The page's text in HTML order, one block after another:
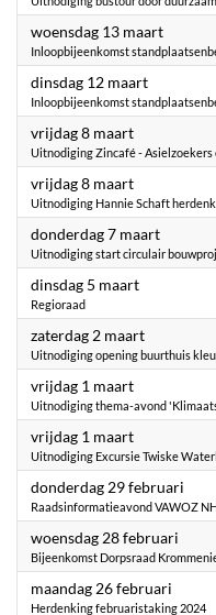
woensdag 13 maart2024
Inloopbijeenkomst
dinsdag 12 maart2024
Inloopbijeenkomst
vrijdag 8 maart2024
Uitnodiging Zincafé -
vrijdag 8 maart2024
Uitnodiging Hannie Schaft
donderdag 7 maart2024
Uitnodiging start circulair
dinsdag 5 maart2024
Regioraad
zaterdag 2 maart2024
Uitnodiging opening buurthuis
vrijdag 1 maart2024
Uitnodiging thema-avond
vrijdag 1 maart2024
Uitnodiging Excursie Twiske
donderdag 29 februari
Raadsinformatieavond VAWOZ
woensdag 28 februari
Bijeenkomst Dorpsraad
maandag 26 februari
Herdenking februaristaking 2024